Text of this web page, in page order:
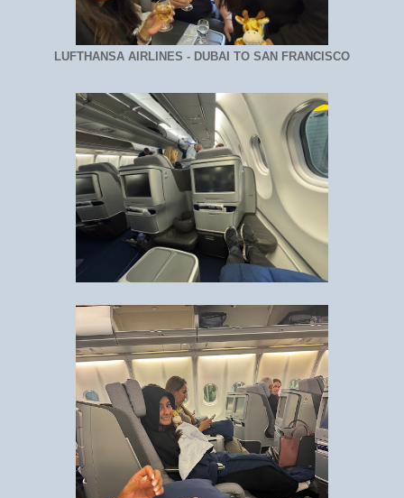
LUFTHANSA AIRLINES - DUBAI TO SAN FRANCISCO